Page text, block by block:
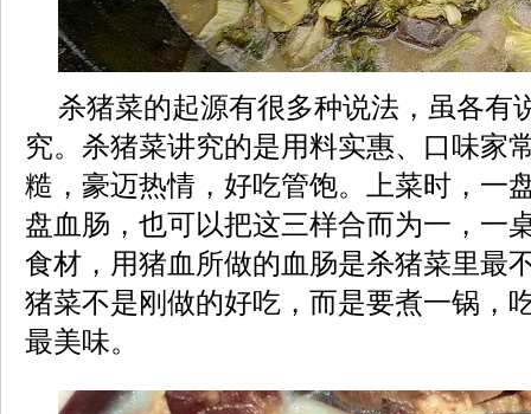
杀猪菜的起源有很多种说法，虽各有
究。杀猪菜讲究的是用料实惠、口味家
糙，豪迈热情，好吃管饱。上菜时，一
盘血肠，也可以把这三样合而为一，一
食材，用猪血所做的血肠是杀猪菜里最
猪菜不是刚做的好吃，而是要煮一锅，
最美味。